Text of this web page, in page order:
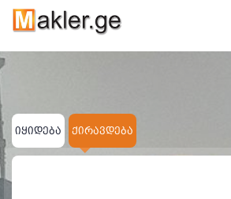
იყიდება ქირავდება